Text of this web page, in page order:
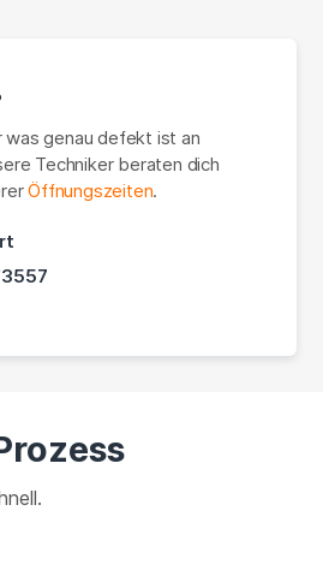
was genau defekt ist an
Techniker beraten dich
Öffnungszeiten.